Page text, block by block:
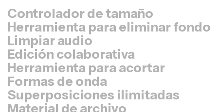
Herramienta para eliminar fondo
Limpiar audio
Edición colaborativa
Herramienta para acortar
Formas de onda
Superposiciones ilimitadas
Material de archivo
Plantillas